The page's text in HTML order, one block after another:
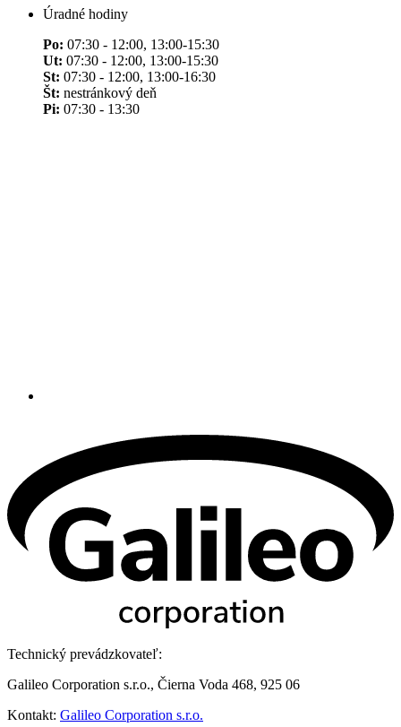
Úradné hodiny
Po: 07:30 - 12:00, 13:00-15:30
Ut: 07:30 - 12:00, 13:00-15:30
St: 07:30 - 12:00, 13:00-16:30
Št: nestránkový deň
Pi: 07:30 - 13:30
Technický prevádzkovateľ:
Galileo Corporation s.r.o., Čierna Voda 468, 925 06
Kontakt: Galileo Corporation s.r.o.